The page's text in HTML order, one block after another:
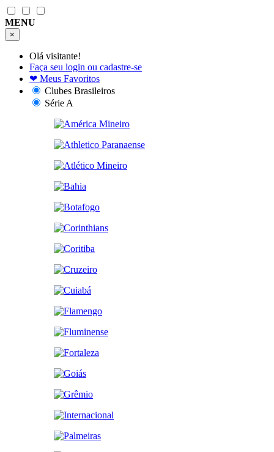
MENU
×
Olá visitante!
Faça seu login ou cadastre-se
❤ Meus Favoritos
Clubes Brasileiros
Série A